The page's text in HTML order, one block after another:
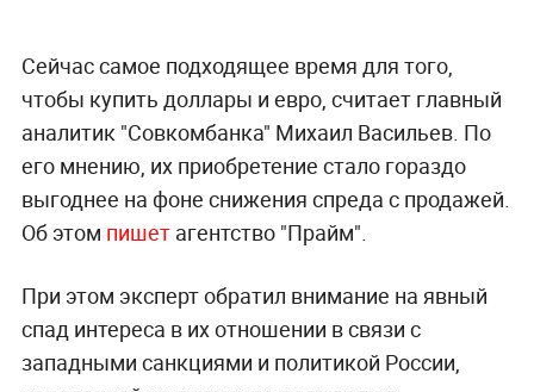
Сейчас самое подходящее время для того,
чтобы купить доллары и евро, считает главный
аналитик "Совкомбанка" Михаил Васильев. По
его мнению, их приобретение стало гораздо
выгоднее на фоне снижения спреда с продажей.
Об этом пишет агентство "Прайм".
При этом эксперт обратил внимание на явный
спад интереса в их отношении в связи с
западными санкциями и политикой России,